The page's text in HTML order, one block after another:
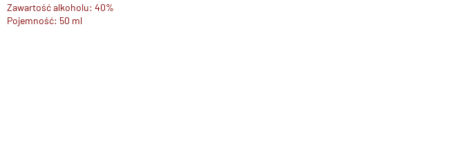
Zawartość alkoholu: 40%
Pojemność: 50 ml